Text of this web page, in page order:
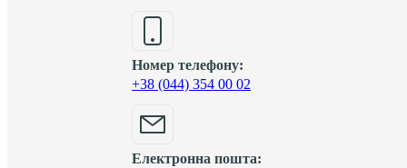
Номер телефону:
+38 (044) 354 00 02
Електронна пошта: